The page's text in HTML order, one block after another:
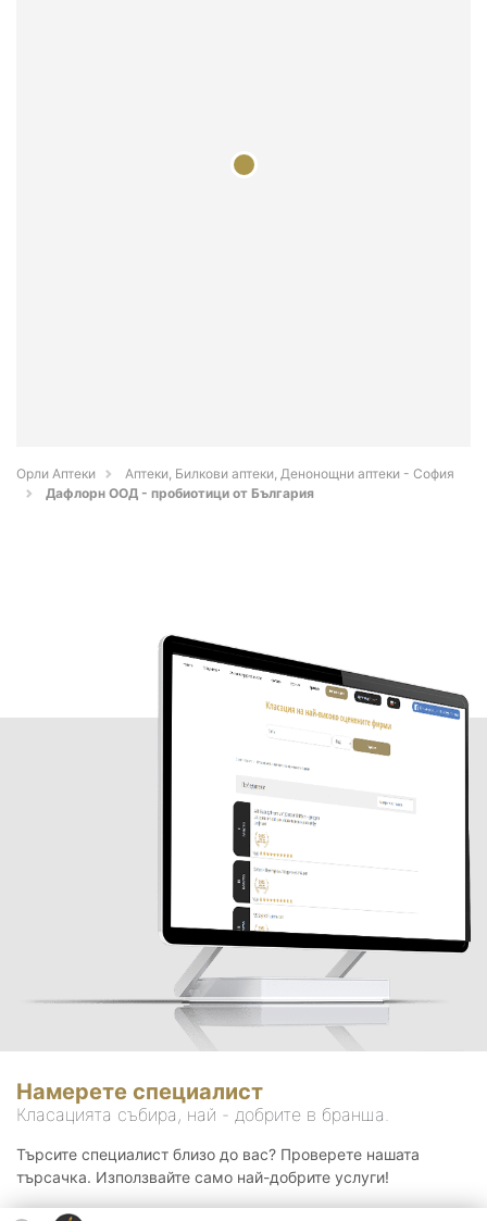
Орли Аптеки
Аптеки, Билкови аптеки, Денонощни аптеки - София
Дафлорн ООД - пробиотици от България
Намерете специалист
Класацията събира, най - добрите в бранша.
Търсите специалист близо до вас? Проверете нашата
търсачка. Използвайте само най-добрите услуги!